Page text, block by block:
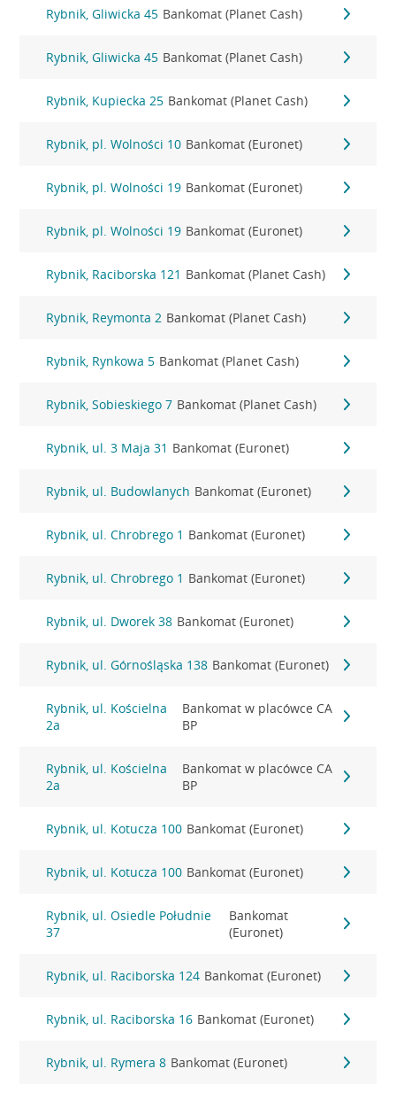
Rybnik, Gliwicka 45 Bankomat (Planet Cash)
Rybnik, Gliwicka 45 Bankomat (Planet Cash)
Rybnik, Kupiecka 25 Bankomat (Planet Cash)
Rybnik, pl. Wolności 10 Bankomat (Euronet)
Rybnik, pl. Wolności 19 Bankomat (Euronet)
Rybnik, pl. Wolności 19 Bankomat (Euronet)
Rybnik, Raciborska 121 Bankomat (Planet Cash)
Rybnik, Reymonta 2 Bankomat (Planet Cash)
Rybnik, Rynkowa 5 Bankomat (Planet Cash)
Rybnik, Sobieskiego 7 Bankomat (Planet Cash)
Rybnik, ul. 3 Maja 31 Bankomat (Euronet)
Rybnik, ul. Budowlanych Bankomat (Euronet)
Rybnik, ul. Chrobrego 1 Bankomat (Euronet)
Rybnik, ul. Chrobrego 1 Bankomat (Euronet)
Rybnik, ul. Dworek 38 Bankomat (Euronet)
Rybnik, ul. Górnośląska 138 Bankomat (Euronet)
Rybnik, ul. Kościelna
2a
Bankomat w placówce CA
BP
Rybnik, ul. Kościelna
2a
Bankomat w placówce CA
BP
Rybnik, ul. Kotucza 100 Bankomat (Euronet)
Rybnik, ul. Kotucza 100 Bankomat (Euronet)
Rybnik, ul. Osiedle Południe
37
Bankomat
(Euronet)
Rybnik, ul. Raciborska 124 Bankomat (Euronet)
Rybnik, ul. Raciborska 16 Bankomat (Euronet)
Rybnik, ul. Rymera 8 Bankomat (Euronet)